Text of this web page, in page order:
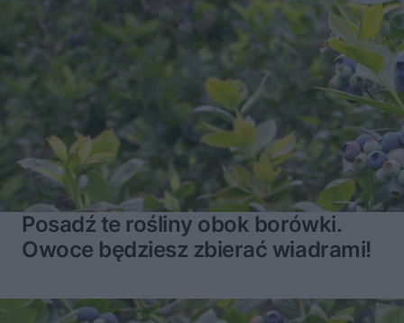
Posadź te rośliny obok borówki.
Owoce będziesz zbierać wiadrami!